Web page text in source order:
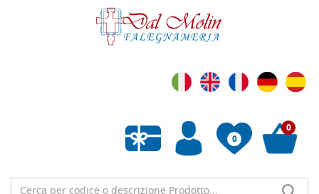
0
Liste de souhaits vide
0